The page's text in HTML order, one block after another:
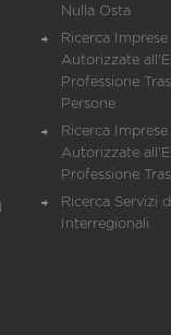
Nulla Osta
Ricerca
Autorizzate
Professione
Persone
Ricerca
Autorizzate
Professione
Ricerca Servizi
Interregionali